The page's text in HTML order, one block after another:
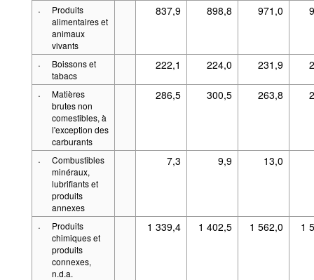
·
Produits
alimentaires et
animaux
vivants
837,9 898,8 971,0
·
Boissons et
tabacs
222,1 224,0 231,9
·
Matières
brutes non
comestibles, à
l'exception des
carburants
286,5 300,5 263,8
·
Combustibles
minéraux,
lubrifiants et
produits
annexes
7,3 9,9 13,0
·
Produits
chimiques et
produits
connexes,
n.d.a.
1 339,4 1 402,5 1 562,0 1